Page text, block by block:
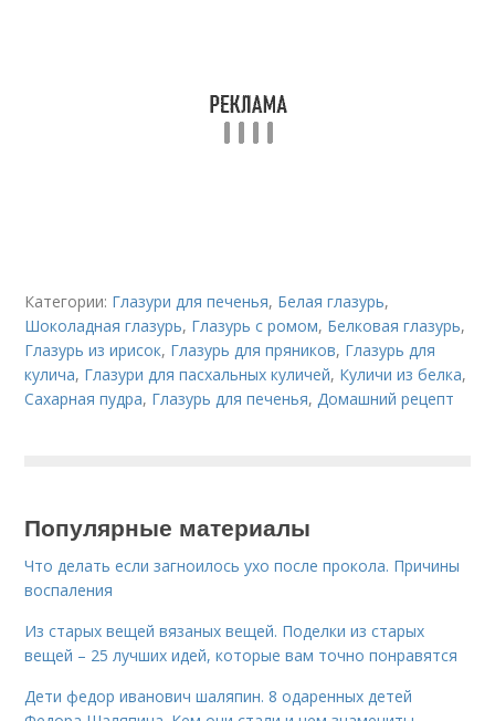
Категории: Глазури для печенья, Белая глазурь,
Шоколадная глазурь, Глазурь с ромом, Белковая глазурь,
Глазурь из ирисок, Глазурь для пряников, Глазурь для
кулича, Глазури для пасхальных куличей, Куличи из белка,
Сахарная пудра, Глазурь для печенья,Домашний рецепт
Популярные материалы
Что делать если загноилось ухо после прокола. Причины
воспаления
Из старых вещей вязаных вещей. Поделки из старых
вещей – 25 лучших идей, которые вам точно понравятся
Дети федор иванович шаляпин. 8 одаренных детей